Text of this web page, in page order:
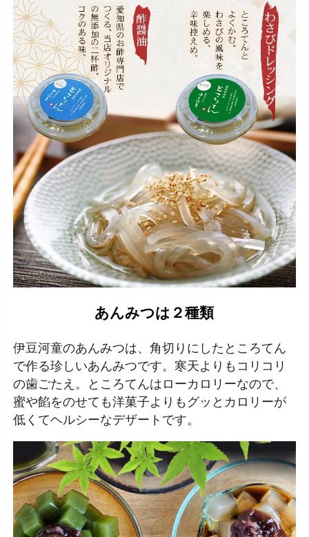
あんみつは２種類
伊豆河童のあんみつは、角切りにしたところてん
で作る珍しいあんみつです。寒天よりもコリコリ
の歯ごたえ。ところてんはローカロリーなので、
蜜や餡をのせても洋菓子よりもグッとカロリーが
低くてヘルシーなデザートです。